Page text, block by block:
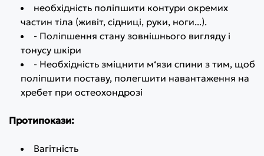
необхідність поліпшити контури окремих
частин тіла (живіт, сідниці, руки, ноги...).
- Поліпшення стану зовнішнього вигляду і
тонусу шкіри
- Необхідність зміцнити м‘язи спини з тим, щоб
поліпшити поставу, полегшити навантаження на
хребет при остеохондрозі
Протипокази:
Вагітність